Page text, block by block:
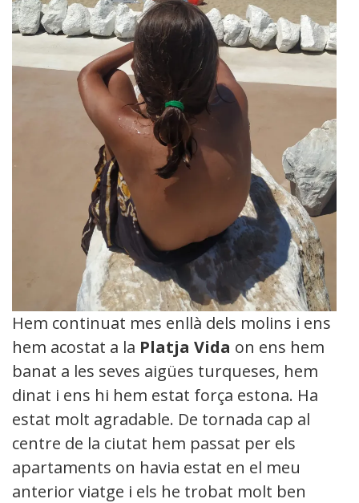
Hem continuat mes enllà dels molins i ens
hem acostat a la Platja Vida on ens hem
banat a les seves aigües turqueses, hem
dinat i ens hi hem estat força estona. Ha
estat molt agradable. De tornada cap al
centre de la ciutat hem passat per els
apartaments on havia estat en el meu
anterior viatge i els he trobat molt ben